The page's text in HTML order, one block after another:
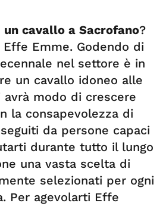
cavallo a Sacrofano?
Emme. Godendo di
nel settore è in
un cavallo idoneo alle
avrà modo di crescere
la consapevolezza di
da persone capaci
durante tutto il lungo
una vasta scelta di
selezionati per ogni
Per agevolarti Effe